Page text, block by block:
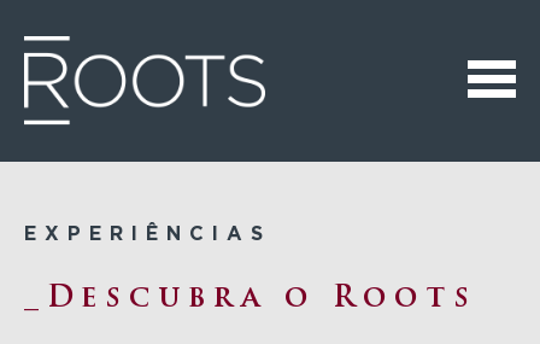
EXPERIÊNCIAS
Descubra o Roots